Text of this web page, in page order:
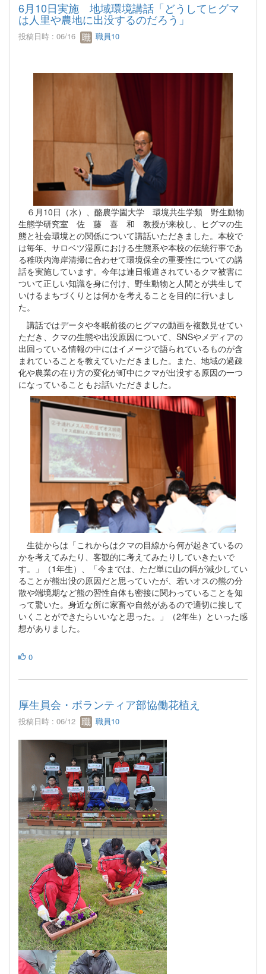
6月10日実施 地域環境講話「どうしてヒグマ
は人里や農地に出没するのだろう」
投稿日時 : 06/16 職員10
６月10日（水）、酪農学園大学 環境共生学類 野生動物
生態学研究室 佐 藤 喜 和 教授が来校し、ヒグマの生
態と社会環境との関係について講話いただきました。本校で
は毎年、サロベツ湿原における生態系や本校の伝統行事であ
る稚咲内海岸清掃に合わせて環境保全の重要性についての講
話を実施しています。今年は連日報道されているクマ被害に
ついて正しい知識を身に付け、野生動物と人間とが共生して
いけるまちづくりとは何かを考えることを目的に行いまし
た。
講話ではデータや冬眠前後のヒグマの動画を複数見せてい
ただき、クマの生態や出没原因について、SNSやメディアの
出回っている情報の中にはイメージで語られているものが含
まれていることを教えていただきました。また、地域の過疎
化や農業の在り方の変化が町中にクマが出没する原因の一つ
になっていることもお話いただきました。
生徒からは「これからはクマの目線から何が起きているの
かを考えてみたり、客観的に考えてみたりしていきたいで
す。」（1年生）、「今までは、ただ単に山の餌が減少してい
ることが熊出没の原因だと思っていたが、若いオスの熊の分
散や端境期など熊の習性自体も密接に関わっていることを知
って驚いた。身近な所に家畜や自然があるので適切に接して
いくことができたらいいなと思った。」（2年生）といった感
想がありました。
0
厚生員会・ボランティア部協働花植え
投稿日時 : 06/12 職員10